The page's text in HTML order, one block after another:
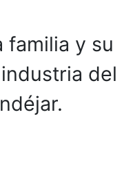
familia y su
del